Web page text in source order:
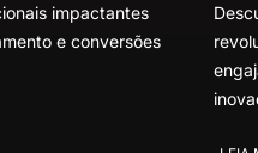
impactantes
e conversões